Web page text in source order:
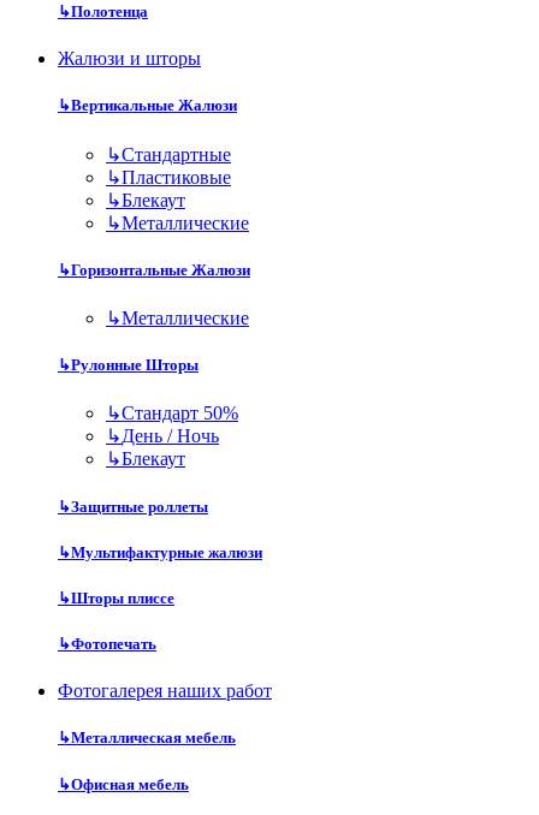
↳Полотенца
Жалюзи и шторы
↳Вертикальные Жалюзи
↳Стандартные
↳Пластиковые
↳Блекаут
↳Металлические
↳Горизонтальные Жалюзи
↳Металлические
↳Рулонные Шторы
↳Стандарт 50%
↳День / Ночь
↳Блекаут
↳Защитные роллеты
↳Мультифактурные жалюзи
↳Шторы плиссе
↳Фотопечать
Фотогалерея наших работ
↳Металлическая мебель
↳Офисная мебель